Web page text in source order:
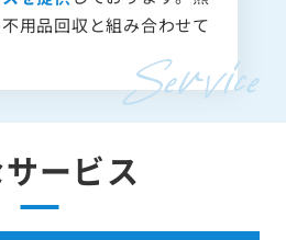
用品回収と組み合わせて
ービス